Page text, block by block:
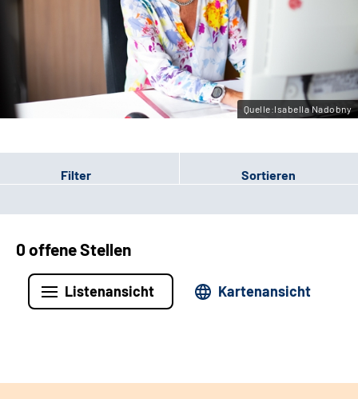
Leichte Sprache
Gebärdensprache
Quelle:Isabella Nadobny
Filter Sortieren
0 offene Stellen
Listenansicht Kartenansicht